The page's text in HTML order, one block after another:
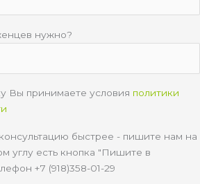
нужно?
Вы принимаете условия политики
быстрее - пишите нам на
углу есть кнопка "Пишите в
+7 (918)358-01-29